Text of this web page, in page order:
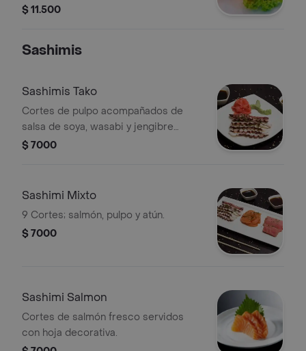
limón, cancha, choclo y lechuga.
$ 11.500
Sashimis
Sashimis Tako
Cortes de pulpo acompañados de
salsa de soya, wasabi y jengibre
encurtido. Elige la cantidad.
$ 7000
Sashimi Mixto
9 Cortes; salmón, pulpo y atún.
$ 7000
Sashimi Salmon
Cortes de salmón fresco servidos
con hoja decorativa.